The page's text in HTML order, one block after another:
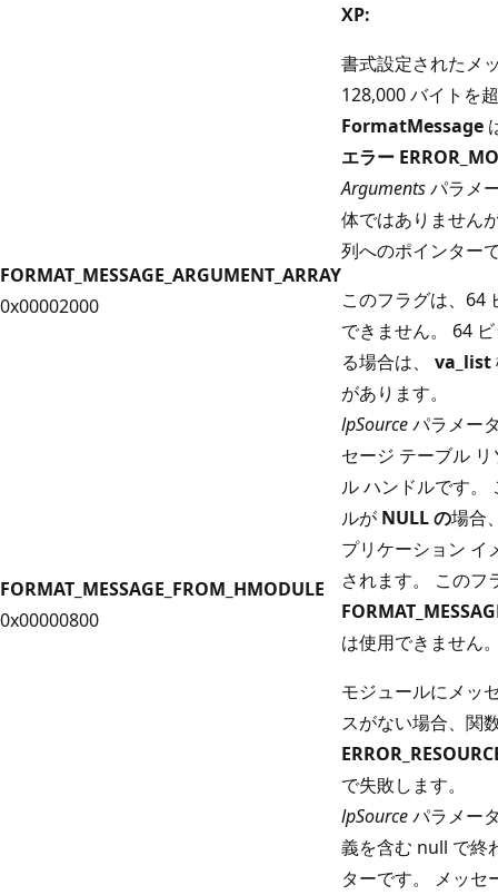
XP:
書式設定されたメ
128,000 バイトを
FormatMessage
エラー
FORMAT_MESSAGE_ARGUMENT_ARRAY
0x00002000
Argumentsパラメ
体ではありません
列へのポインター
このフラグは、64
できません。 64
る場合は、 va_list
があります。
FORMAT_MESSAGE_FROM_HMODULE
0x00000800
lpSourceパラメー
セージ テーブル
ル ハンドルです。
ルが NULL の場合
プリケーション イ
されます。 このフ
は使用できません
モジュールにメッ
スがない場合、関
で失敗します。
lpSourceパラメー
義を含む null で終
ターです。 メッセ